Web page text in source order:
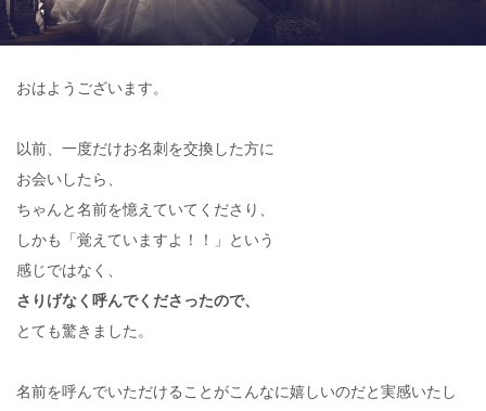
おはようございます。
以前、一度だけお名刺を交換した方に
お会いしたら、
ちゃんと名前を憶えていてくださり、
しかも「覚えていますよ！！」という
感じではなく、
さりげなく呼んでくださったので、
とても驚きました。
名前を呼んでいただけることがこんなに嬉しいのだと実感いたし